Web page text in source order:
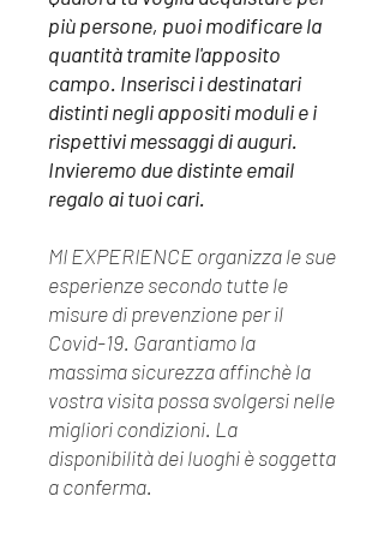
più persone, puoi modificare la
quantità tramite l'apposito
campo. Inserisci i destinatari
distinti negli appositi moduli e i
rispettivi messaggi di auguri.
Invieremo due distinte email
regalo ai tuoi cari.
MI EXPERIENCE organizza le sue
esperienze secondo tutte le
misure di prevenzione per il
Covid-19. Garantiamo la
massima sicurezza affinchè la
vostra visita possa svolgersi nelle
migliori condizioni. La
disponibilità dei luoghi è soggetta
a conferma.